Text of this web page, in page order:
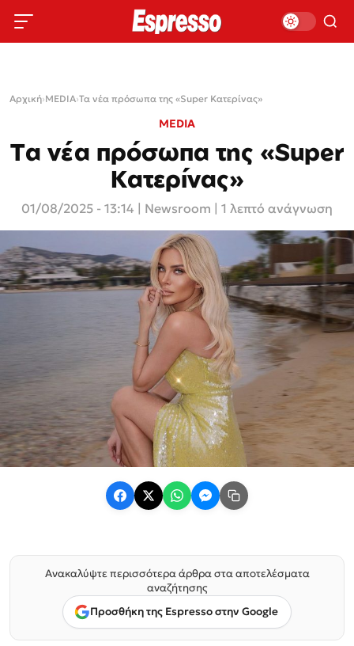
Αρχική›MEDIA›Τα νέα πρόσωπα της «Super Κατερίνας»
MEDIA
Τα νέα πρόσωπα της «Super
Κατερίνας»
01/08/2025 - 13:14 Newsroom | 1 λεπτό ανάγνωση
Ανακαλύψτε περισσότερα άρθρα στα αποτελέσματα
αναζήτησης
Προσθήκη της Espresso στην Google